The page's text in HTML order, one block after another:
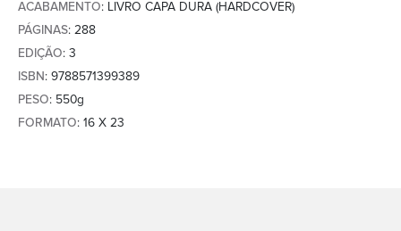
ACABAMENTO: LIVRO CAPA DURA (HARDCOVER)
PÁGINAS: 288
EDIÇÃO: 3
ISBN: 9788571399389
PESO: 550g
FORMATO: 16 X 23